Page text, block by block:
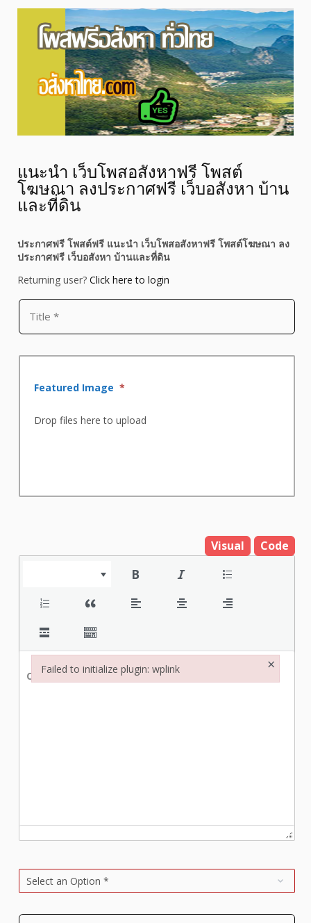
แนะนำ เว็บโพสอสังหาฟรี โพสต์
โฆษณา ลงประกาศฟรี เว็บอสังหา บ้าน
และที่ดิน
ประกาศฟรี โพสต์ฟรี แนะนำ เว็บโพสอสังหาฟรี โพสต์โฆษณา ลง
ประกาศฟรี เว็บอสังหา บ้านและที่ดิน
Returning user? Click here to login
Featured Image *
Drop files here to upload
Visual
Code
Content *
Failed to initialize plugin: wplink ×
Failed to initialize plugin: wplink